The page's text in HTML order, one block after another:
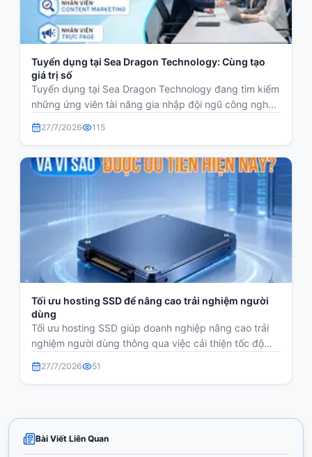
Bài Viết Liên Quan
Tuyển dụng tại Sea Dragon Technology: Cùng tạo
giá trị số
Tuyển dụng tại Sea Dragon Technology đang tìm kiếm
những ứng viên tài năng gia nhập đội ngũ công ngh...
27/7/2026 115
Tối ưu hosting SSD để nâng cao trải nghiệm người
dùng
Tối ưu hosting SSD giúp doanh nghiệp nâng cao trải
nghiệm người dùng thông qua việc cải thiện tốc độ...
27/7/2026 51